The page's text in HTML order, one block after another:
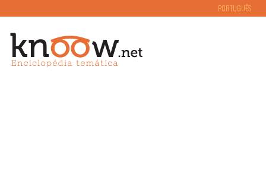
PORTUGUÊS